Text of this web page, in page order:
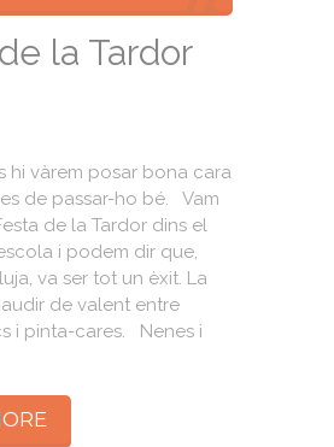
la Tardor
hi vàrem posar bona cara
de passar-ho bé. Vam
de la Tardor dins el
i podem dir que,
va ser tot un èxit. La
de valent entre
i pinta-cares. Nenes i